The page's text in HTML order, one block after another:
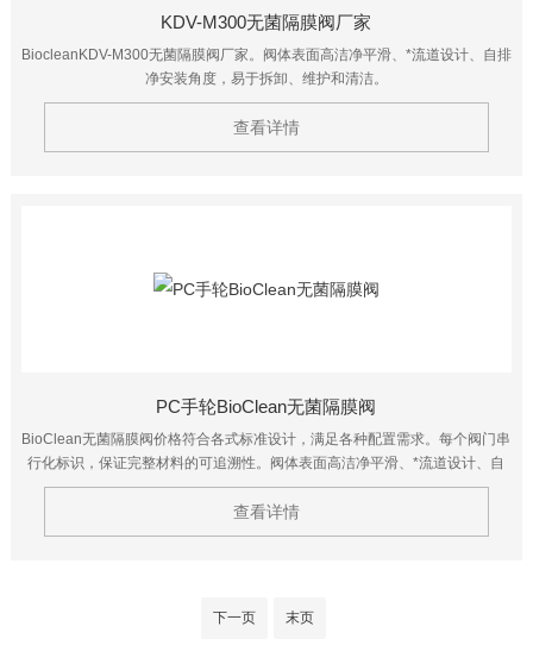
KDV-M300无菌隔膜阀厂家
BiocleanKDV-M300无菌隔膜阀厂家。阀体表面高洁净平滑、*流道设计、自排
净安装角度，易于拆卸、维护和清洁。
查看详情
PC手轮BioClean无菌隔膜阀
BioClean无菌隔膜阀价格符合各式标准设计，满足各种配置需求。每个阀门串
行化标识，保证完整材料的可追溯性。阀体表面高洁净平滑、*流道设计、自
排净安装角度，易于拆卸、维护和清洁。主要由阀体、隔膜片、驱动器、自动
化控制装置组成。顾客可依照设计需求选择产品。
查看详情
下一页 末页